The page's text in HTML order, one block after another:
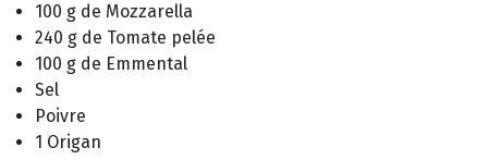
100 g de Mozzarella
240 g de Tomate pelée
100 g de Emmental
Sel
Poivre
1 Origan